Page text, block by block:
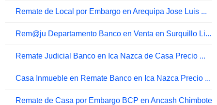
Remate de Local por Embargo en Arequipa Jose Luis ...
Rem@ju Departamento Banco en Venta en Surquillo Li...
Remate Judicial Banco en Ica Nazca de Casa Precio ...
Casa Inmueble en Remate Banco en Ica Nazca Precio ...
Remate de Casa por Embargo BCP en Ancash Chimbote